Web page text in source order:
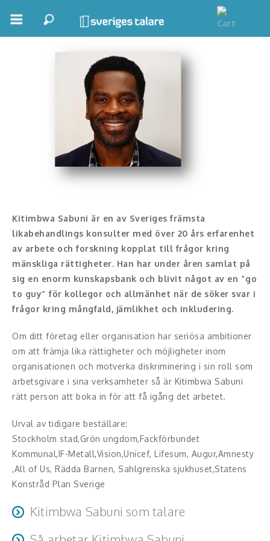
Boka ett möte
Inspirerande Föreläsare
Personlig utveckling, målsättning
Keynote
Moderator, konferencier
Moderator
Konferencier
Radio och TV-profiler
Underhållning och event
Humoristiska föredrag
Ljus och belysning
Kitimbwa Sabuni
Kitimbwa Sabuni är en av Sveriges främsta
likabehandlings konsulter med över 20 års erfarenhet
av arbete och forskning kopplat till frågor kring
mänskliga rättigheter. Han har under åren samlat på
sig en enorm kunskapsbank och blivit något av en ”go
to guy” för kollegor och allmänhet när de söker svar i
frågor kring mångfald, jämlikhet och inkludering.
Om ditt företag eller organisation har seriösa ambitioner
om att främja lika rättigheter och möjligheter inom
organisationen och motverka diskriminering i sin roll som
arbetsgivare i sina verksamheter så är Kitimbwa Sabuni
rätt person att boka in för att få igång det arbetet.
Urval av tidigare beställare:
Stockholm stad,Grön ungdom,Fackförbundet
Kommunal,IF-Metall,Vision,Unicef, Lifesum, Augur,Amnesty
,All of Us, Rädda Barnen, Sahlgrenska sjukhuset,Statens
Konstråd Plan Sverige
Kitimbwa Sabuni som talare
Väldigt kunnig, publiken kommer att få många aha-